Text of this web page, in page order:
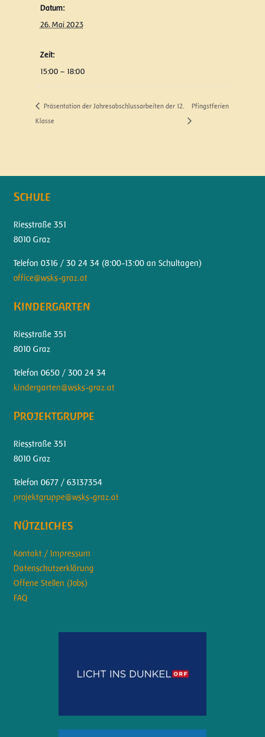
Datum:
26. Mai 2023
Zeit:
15:00 – 18:00
Präsentation der Jahresabschlussarbeiten der 12.
Klasse
Pfingstferien
Schule
Riesstraße 351
8010 Graz
Telefon 0316 / 30 24 34 (8:00-13:00 an Schultagen)
office@wsks-graz.at
Kindergarten
Riesstraße 351
8010 Graz
Telefon 0650 / 300 24 34
kindergarten@wsks-graz.at
Projektgruppe
Riesstraße 351
8010 Graz
Telefon 0677 / 63137354
projektgruppe@wsks-graz.at
Nützliches
Kontakt / Impressum
Datenschutzerklärung
Offene Stellen (Jobs)
FAQ